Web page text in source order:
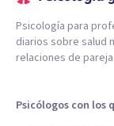
Psicología para
diarios sobre salud
relaciones de pareja.
Psicólogos con los